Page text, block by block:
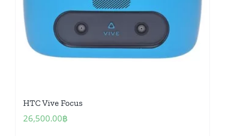
HTC Vive Focus
26,500.00฿